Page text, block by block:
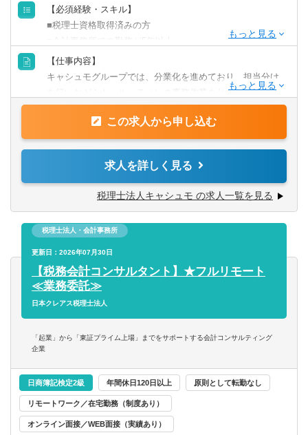
【必須経験・スキル】
■税理士資格取得済みの方
【歓迎経験・スキル】
■税理士として幅広く業務を行いたい方
■マネーフォワード（クラウド会計など）使用経験者
【仕事内容】
キャシュモグループでは、分業化を進めており、担当分け
を行いながらも、ルーティンの事務作業を分担したり、お
を生み出せるよう、社内体制を整えております。
ターゲットである中小企業さまは、業種や業態は様々であ
プを目指していただけます。
【業務内容イメージ】
決算前に、お客様と決算前検討会を行い、当期の着地見
込・納税予測額をお伝えし、認識合わせを行ったうえで、
決算・税務申告書を作成します。
■税務業務
お客様からの税務に関するお悩みや相談に対応し、税務計
画の策定、税金節約のアドバイス、税務調査のサポートな
ど、幅広い支援を提供します。
この求人から申し込む
求人を詳しく見る
税理士法人キャシュモ の求人一覧を見る
税理士法人・会計事務所
更新日：2026年07月30日
【税務会計コンサルタント】★フルリモート
≪業務委託≫
日本クレアス税理士法人
「起業」から「東証プライム上場」までをサポートする会計コンサルティング
企業
日商簿記検定2級 年間休日120日以上 原則として転勤なし
リモートワーク／在宅勤務（制度あり）
オンライン面接／WEB面接（実績あり）